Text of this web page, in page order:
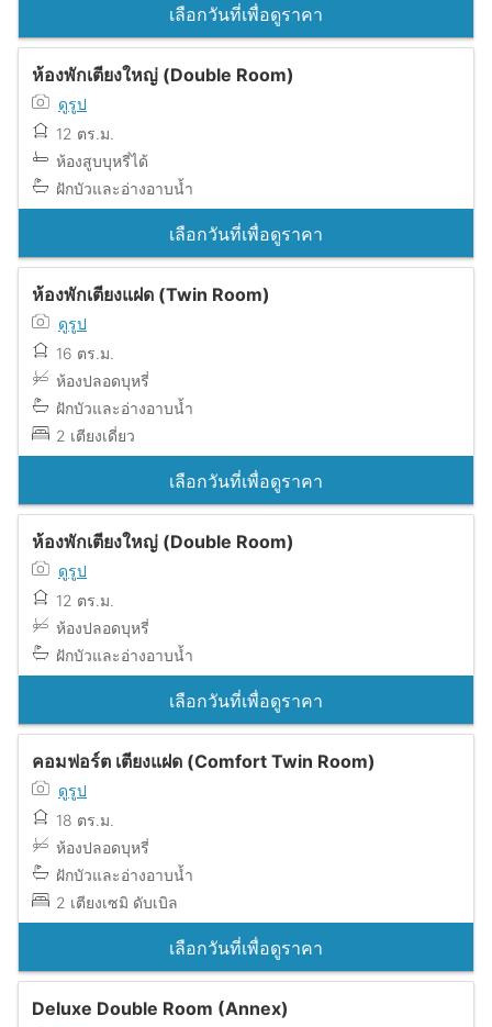
เลือกวันที่เพื่อดูราคา
ห้องพักเตียงใหญ่ (Double Room)
ดูรูป
12 ตร.ม.
ห้องสูบบุหรี่ได้
ฝักบัวและอ่างอาบน้ำ
เลือกวันที่เพื่อดูราคา
ห้องพักเตียงแฝด (Twin Room)
ดูรูป
16 ตร.ม.
ห้องปลอดบุหรี่
ฝักบัวและอ่างอาบน้ำ
2 เตียงเดี่ยว
เลือกวันที่เพื่อดูราคา
ห้องพักเตียงใหญ่ (Double Room)
ดูรูป
12 ตร.ม.
ห้องปลอดบุหรี่
ฝักบัวและอ่างอาบน้ำ
เลือกวันที่เพื่อดูราคา
คอมฟอร์ต เตียงแฝด (Comfort Twin Room)
ดูรูป
18 ตร.ม.
ห้องปลอดบุหรี่
ฝักบัวและอ่างอาบน้ำ
2 เตียงเซมิ ดับเบิล
เลือกวันที่เพื่อดูราคา
Deluxe Double Room (Annex)